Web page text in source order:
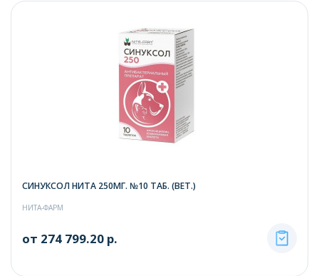
СИНУКСОЛ НИТА 250МГ. №10 ТАБ. (ВЕТ.)
НИТА-ФАРМ
от 274 799.20 р.